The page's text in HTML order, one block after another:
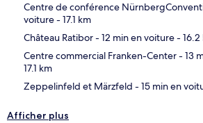
Centre de conférence
voiture- 17.1 km
Château Ratibor- 12 min en voiture- 16.2
Centre commercial Franken-Center- 13
17.1 km
Zeppelinfeld et Märzfeld - 15 min en
Afficher plus